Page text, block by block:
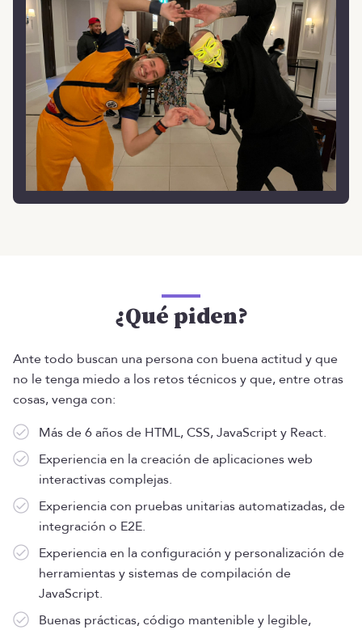
¿Qué piden?
Ante todo buscan una persona con buena actitud y que
no le tenga miedo a los retos técnicos y que, entre otras
cosas, venga con:
Más de 6 años de HTML, CSS, JavaScript y React.
Experiencia en la creación de aplicaciones web
interactivas complejas.
Experiencia con pruebas unitarias automatizadas, de
integración o E2E.
Experiencia en la configuración y personalización de
herramientas y sistemas de compilación de
JavaScript.
Buenas prácticas, código mantenible y legible,